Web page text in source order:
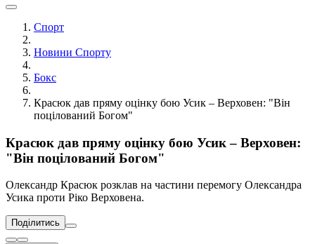
Спорт
Новини Спорту
Бокс
Красюк дав пряму оцінку бою Усик – Верховен: "Він
поцілований Богом"
Красюк дав пряму оцінку бою Усик – Верховен:
"Він поцілований Богом"
Олександр Красюк розклав на частини перемогу Олександра
Усика проти Ріко Верховена.
Поділитись